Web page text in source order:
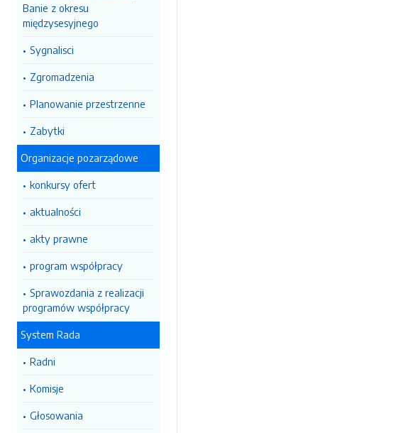
Banie z okresu
międzysesyjnego
Sygnalisci
Zgromadzenia
Planowanie przestrzenne
Zabytki
Organizacje pozarządowe
konkursy ofert
aktualności
akty prawne
program współpracy
Sprawozdania z realizacji
programów współpracy
System Rada
Radni
Komisje
Głosowania